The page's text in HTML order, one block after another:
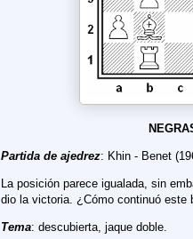
Partida de ajedrez: Khin - Benet
La posición parece igualada, sin
dio la victoria. ¿Cómo continuó este
Tema: descubierta, jaque doble.